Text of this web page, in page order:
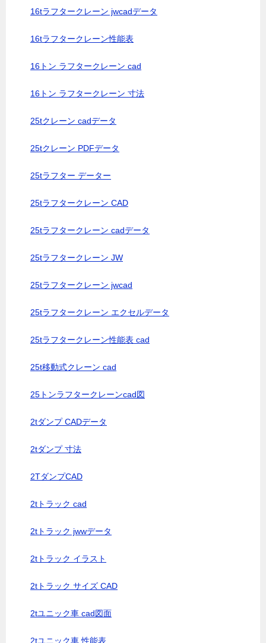
16tラフタークレーン jwcadデータ
16tラフタークレーン性能表
16トン ラフタークレーン cad
16トン ラフタークレーン 寸法
25tクレーン cadデータ
25tクレーン PDFデータ
25tラフター データー
25tラフタークレーン CAD
25tラフタークレーン cadデータ
25tラフタークレーン JW
25tラフタークレーン jwcad
25tラフタークレーン エクセルデータ
25tラフタークレーン性能表 cad
25t移動式クレーン cad
25トンラフタークレーンcad図
2tダンプ CADデータ
2tダンプ 寸法
2TダンプCAD
2tトラック cad
2tトラック jwwデータ
2tトラック イラスト
2tトラック サイズ CAD
2tユニック車 cad図面
2tユニック車 性能表